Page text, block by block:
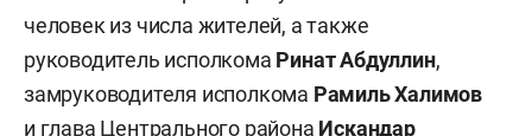
человек из числа жителей, а также
руководитель исполкома Ринат Абдуллин,
замруководителя исполкома Рамиль Халимов
и глава Центрального района Искандар